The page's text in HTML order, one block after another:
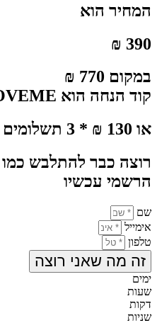
המחיר הוא
390 ₪
במקום 770 ₪
קוד הנחה הוא LOVEME
או 130 ₪ * 3 תשלומים
רוצה כבר להתלבש
הרשמי עכשיו
שם
אימייל
טלפון
זה מה שאני רוצה
ימים
שעות
דקות
שניות